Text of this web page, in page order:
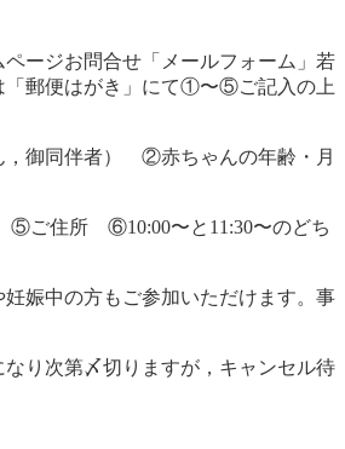
ージお問合せ「メールフォーム」若
「郵便はがき」にて①〜⑤ご記入の上
御同伴者） ②赤ちゃんの年齢・月
住所 ⑥10:00〜と11:30〜のどち
娠中の方もご参加いただけます。事
り次第〆切りますが，キャンセル待